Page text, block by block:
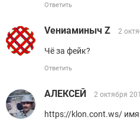
Ответить
Vениаминыч Z 2
Чё за фейк?
Ответить
АЛЕКСЕЙ 2 октября
https://klon.cont.ws/ имя